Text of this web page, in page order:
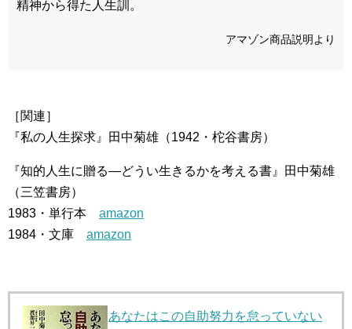
精神から得た人生訓。
アマゾン商品説明より
［関連］
『私の人生探求』田中菊雄（1942・柁谷書房）
『知的人生に贈る―どうい生きるかを考える書』田中菊雄
（三笠書房）
1983・単行本 amazon
1984・文庫 amazon
あなたはこの自助努力を怠っていない